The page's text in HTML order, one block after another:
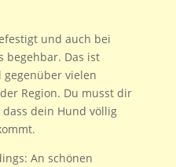
und auch bei
begehbar. Das ist
vielen
Region. Du musst dir
dass dein Hund völlig
An schönen